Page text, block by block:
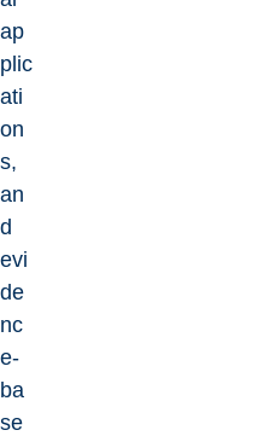
ap
plic
ati
on
s,
an
d
evi
de
nc
e-
ba
se